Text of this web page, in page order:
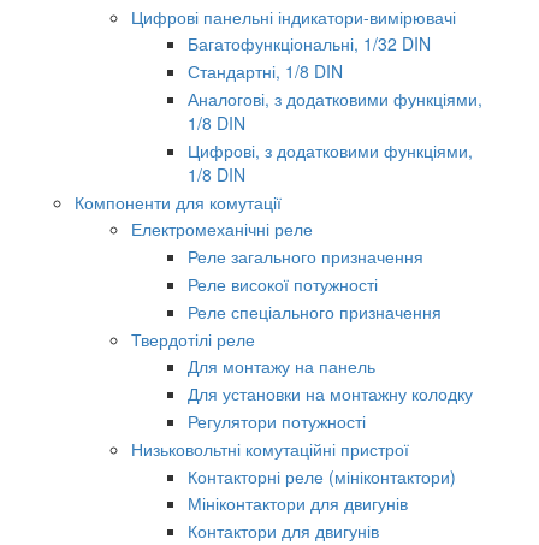
Цифрові панельні індикатори-вимірювачі
Багатофункціональні, 1/32 DIN
Стандартні, 1/8 DIN
Аналогові, з додатковими функціями,
1/8 DIN
Цифрові, з додатковими функціями,
1/8 DIN
Компоненти для комутації
Електромеханічні реле
Реле загального призначення
Реле високої потужності
Реле спеціального призначення
Твердотілі реле
Для монтажу на панель
Для установки на монтажну колодку
Регулятори потужності
Низьковольтні комутаційні пристрої
Контакторні реле (мініконтактори)
Мініконтактори для двигунів
Контактори для двигунів